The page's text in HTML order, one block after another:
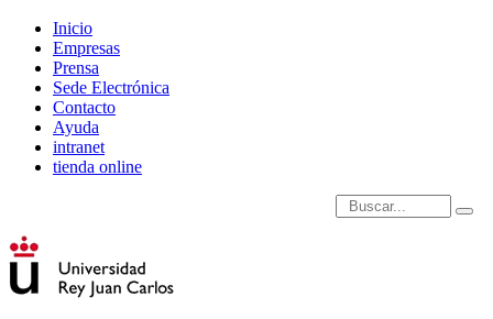
Inicio
Empresas
Prensa
Sede Electrónica
Contacto
Ayuda
intranet
tienda online
Introduce términos de